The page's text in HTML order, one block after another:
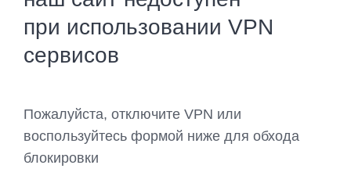
при использовании VPN
сервисов
Пожалуйста, отключите VPN или
воспользуйтесь формой ниже для обхода
блокировки